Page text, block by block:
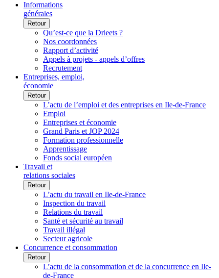
Informations
générales
Retour
Qu’est-ce que la Drieets ?
Nos coordonnées
Rapport d’activité
Appels à projets - appels d’offres
Recrutement
Entreprises, emploi,
économie
Retour
L’actu de l’emploi et des entreprises en Ile-de-France
Emploi
Entreprises et économie
Grand Paris et JOP 2024
Formation professionnelle
Apprentissage
Fonds social européen
Travail et
relations sociales
Retour
L’actu du travail en Ile-de-France
Inspection du travail
Relations du travail
Santé et sécurité au travail
Travail illégal
Secteur agricole
Concurrence et consommation
Retour
L’actu de la consommation et de la concurrence en Ile-
de-France